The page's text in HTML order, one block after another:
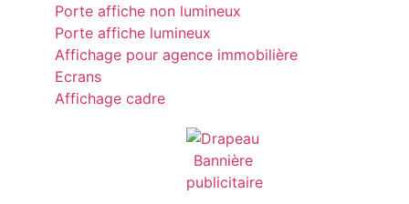
Porte affiche non lumineux
Porte affiche lumineux
Affichage pour agence immobilière
Ecrans
Affichage cadre